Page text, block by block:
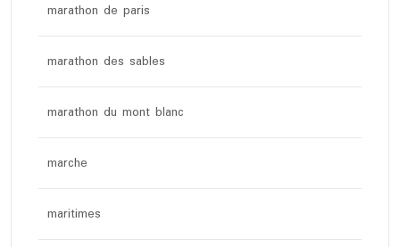
marathon de paris
marathon des sables
marathon du mont blanc
marche
maritimes